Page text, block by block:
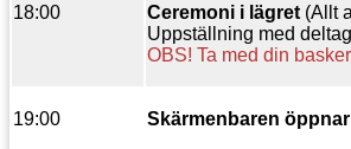
18:00 Ceremoni i lägret (Allt
Uppställning med
OBS! Ta med din
19:00 Skärmenbaren